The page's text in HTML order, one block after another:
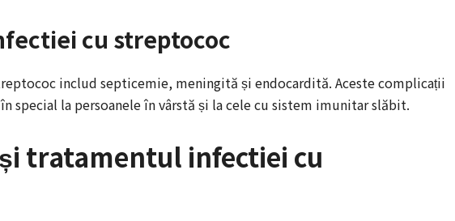
cu streptococ
includ septicemie, meningită și endocardită. Aceste complicații
special la persoanele în vârstă și la cele cu sistem imunitar slăbit.
tratamentul infectiei cu